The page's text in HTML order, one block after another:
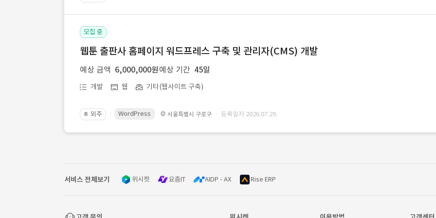
모집 중
웹툰 출판사 홈페이지 워드프레스 구축 및 관리자(CMS) 개발
예상 금액 6,000,000원 예상 기간 45일
개발 웹 기타(웹사이트 구축)
📔 외주 WordPress 서울특별시 구로구 · 등록일자 2026.07.29.
서비스 전체보기 위시켓 요즘IT AIDP - AX Rise ERP